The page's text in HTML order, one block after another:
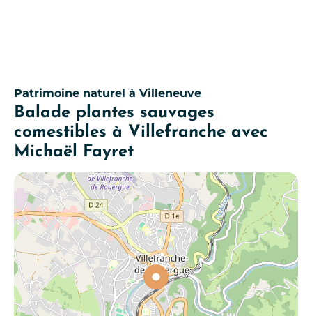
Patrimoine naturel à Villeneuve
Balade plantes sauvages
comestibles à Villefranche avec
Michaël Fayret